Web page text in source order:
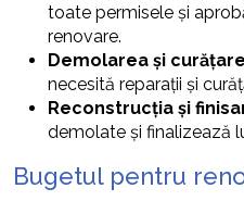
toate permisele și
renovare.
Demolarea și
necesită reparații și
Reconstrucția și
demolate și finalizează
Bugetul pentru